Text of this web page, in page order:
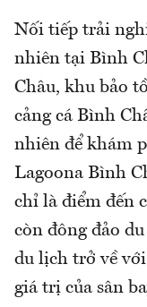
Nối tiếp trải
nhiên tại Bình
Châu, khu bảo
cảng cá Bình
nhiên để khám
Lagoona Bình
chỉ là điểm đến
còn đông đảo
du lịch trở về
giá trị của sân